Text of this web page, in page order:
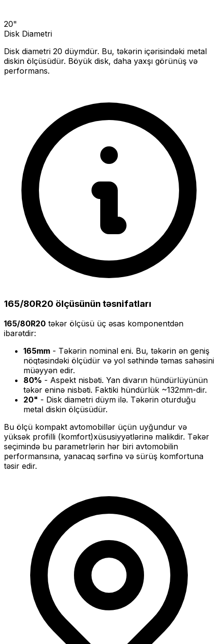
20"
Disk Diametri
Disk diametri 20 düymdür. Bu, təkərin içərisindəki metal
diskin ölçüsüdür. Böyük disk, daha yaxşı görünüş və
performans.
165/80R20 ölçüsünün təsnifatları
165/80R20 təkər ölçüsü üç əsas komponentdən
ibarətdir:
165mm - Təkərin nominal eni. Bu, təkərin ən geniş
nöqtəsindəki ölçüdür və yol səthində təmas sahəsini
müəyyən edir.
80% - Aspekt nisbəti. Yan divarın hündürlüyünün
təkər eninə nisbəti. Faktiki hündürlük ~132mm-dir.
20" - Disk diametri düym ilə. Təkərin oturduğu
metal diskin ölçüsüdür.
Bu ölçü kompakt avtomobillər üçün uyğundur və
yüksək profilli (komfort)xüsusiyyətlərinə malikdir. Təkər
seçimində bu parametrlərin hər biri avtomobilin
performansına, yanacaq sərfinə və sürüş komfortuna
təsir edir.